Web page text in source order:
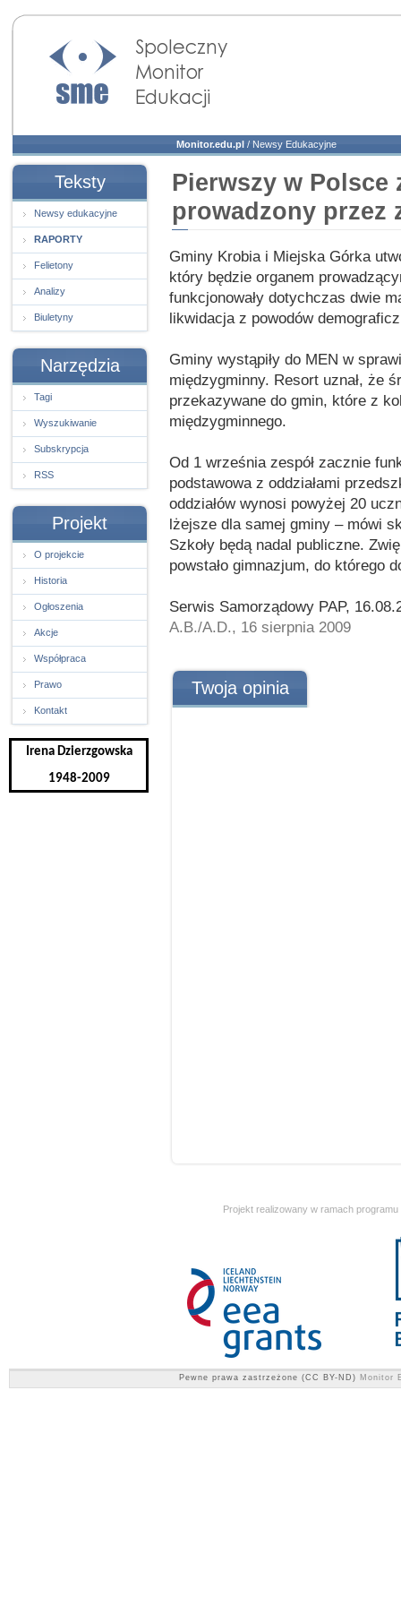
Społeczny Monitor
Edukacji
Monitor.edu.pl / Newsy Edukacyjne
Teksty
Newsy edukacyjne
RAPORTY
Felietony
Analizy
Biuletyny
Narzędzia
Tagi
Wyszukiwanie
Subskrypcja
RSS
Projekt
O projekcie
Historia
Ogłoszenia
Akcje
Współpraca
Prawo
Kontakt
Irena Dzierzgowska
1948-2009
Pierwszy w Polsce
prowadzony przez
Gminy Krobia i Miejska Górka
który będzie organem
funkcjonowały dotychczas dwie
likwidacja z powodów
Gminy wystąpiły do MEN w
międzygminny. Resort uznał, że
przekazywane do gmin, które z
międzygminnego.
Od 1 września zespół zacznie
podstawowa z oddziałami
oddziałów wynosi powyżej 20
lżejsze dla samej gminy – mówi
Szkoły będą nadal publiczne.
powstało gimnazjum, do którego
Serwis Samorządowy PAP,
A.B./A.D., 16 sierpnia 2009
Twoja opinia
Projekt realizowany w ramach
Pewne prawa zastrzeżone (CC BY-ND) Monitor